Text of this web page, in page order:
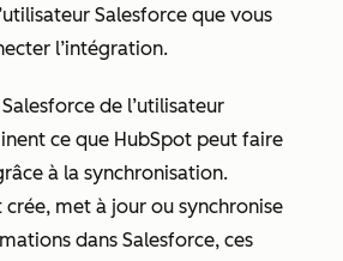
Salesforce que vous
l’intégration.
de l’utilisateur
ce que HubSpot peut faire
à la synchronisation.
crée, met à jour ou synchronise
dans Salesforce, ces